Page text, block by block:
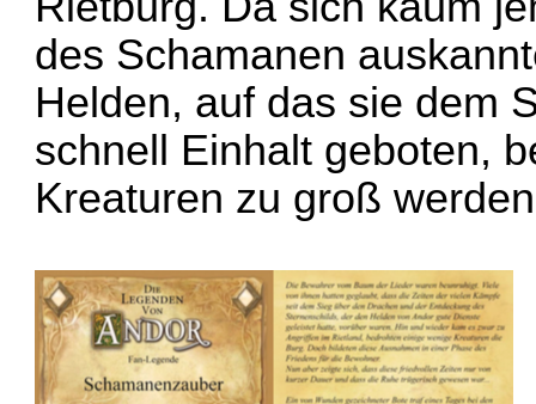
des Schamanen
Helden, auf das sie dem
schnell Einhalt geboten,
Kreaturen zu groß